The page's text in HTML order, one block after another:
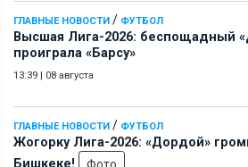
ГЛАВНЫЕ НОВОСТИ / ФУТБОЛ
Высшая Лига-2026: беспощадный
проиграла «Барсу»
13:39 | 08 августа
ГЛАВНЫЕ НОВОСТИ / ФУТБОЛ
Жогорку Лига-2026: «Дордой»
Бишкеке!
Фото